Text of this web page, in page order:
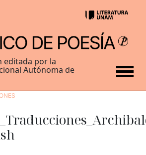
editada por la
Autónoma de